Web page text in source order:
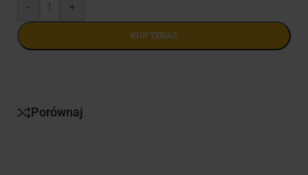
- +
KUP TERAZ
Porównaj